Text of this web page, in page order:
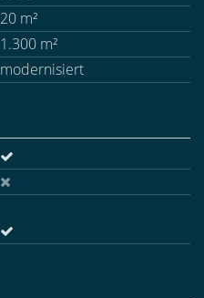
20 m²
1.300 m²
modernisiert